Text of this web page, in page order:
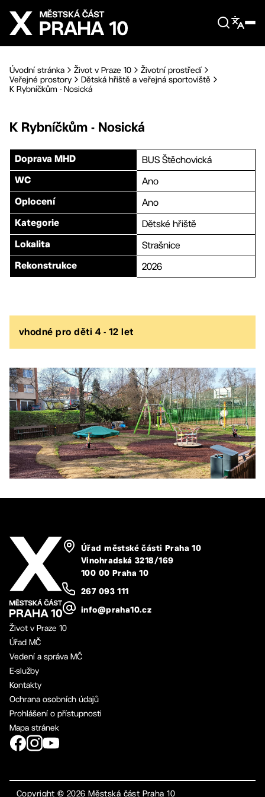
Přejít na hlavní obsah
Úvodní stránka Život v Praze 10
Životní prostředí
Veřejné prostory
Dětská hřiště a veřejná sportoviště
K Rybníčkům - Nosická
K Rybníčkům - Nosická
Doprava MHD BUS Štěchovická
WC Ano
Oplocení Ano
Kategorie Dětské hřiště
Lokalita Strašnice
Rekonstrukce 2026
vhodné pro děti 4 - 12 let
Úřad městské části Praha 10
Vinohradská 3218/169
100 00 Praha 10
267 093 111
info@praha10.cz
Život v Praze 10
Úřad MČ
Vedení a správa MČ
E-služby
Kontakty
Ochrana osobních údajů
Prohlášení o přístupnosti
Mapa stránek
Copyright ©2026 Městská část Praha 10